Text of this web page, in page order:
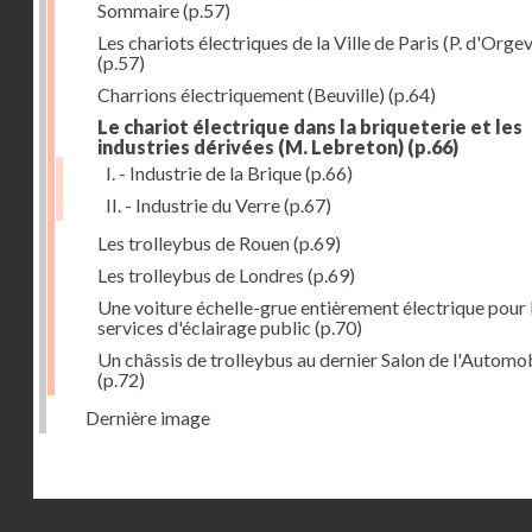
Sommaire(p.57)
Les chariots électriques de la Ville de Paris (P.
(p.57)
Charrions électriquement (Beuville) (p.64)
Le chariot électrique dans la briqueterie et les
industries dérivées (M. Lebreton) (p.66)
I. - Industrie de la Brique(p.66)
II. - Industrie du Verre(p.67)
Les trolleybus de Rouen(p.69)
Les trolleybus de Londres (p.69)
Une voiture échelle-grue entièrement électrique pour
services d'éclairage public (p.70)
Un châssis de trolleybus au dernier Salon de
(p.72)
Dernière image